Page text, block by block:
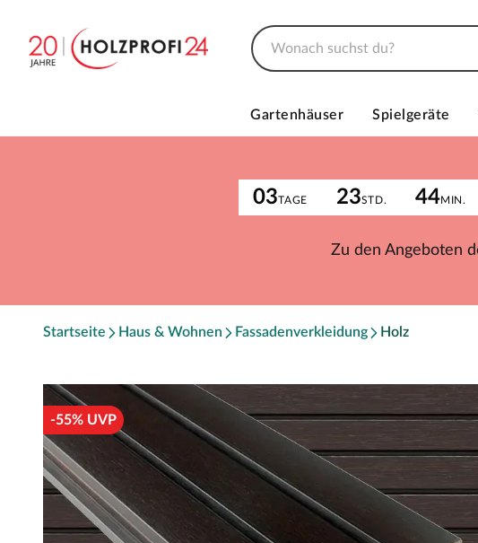
Gartenhäuser Spielgeräte
03TAGE 23STD. 44MIN.
Zu den Angeboten
Startseite Haus & Wohnen Fassadenverkleidung Holz
-55% UVP